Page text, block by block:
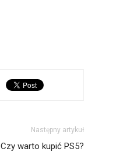
Następny artykuł
Czy warto kupić PS5?